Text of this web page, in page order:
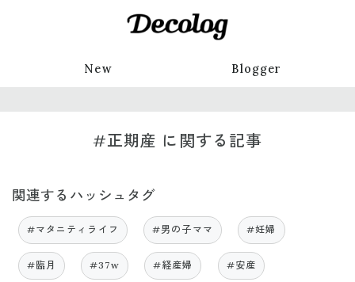
New Blogger
#正期産 に関する記事
関連するハッシュタグ
#マタニティライフ #男の子ママ #妊婦
#臨月 #37w #経産婦 #安産